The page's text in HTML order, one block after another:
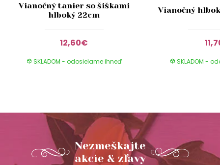
Vianočný tanier so šiškami
hlboký 22cm
12,60€
SKLADOM - odosielame ihneď
Vianočný
SKLADOM -
Nezmeškajte
akcie & zľavy